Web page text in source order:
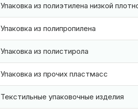
Упаковка из полиэтилена низкой
Упаковка из полипропилена
Упаковка из полистирола
Упаковка из прочих пластмасс
Текстильные упаковочные изделия